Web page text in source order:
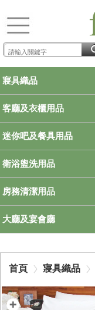
寢具織品
客廳及衣櫃用品
迷你吧及餐具用品
衛浴盥洗用品
房務清潔用品
大廳及宴會廳
首頁 寢具織品